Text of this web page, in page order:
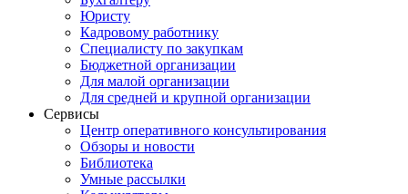
Юристу
Кадровому работнику
Специалисту по закупкам
Бюджетной организации
Для малой организации
Для средней и крупной организации
Сервисы
Центр оперативного консультирования
Обзоры и новости
Библиотека
Умные рассылки